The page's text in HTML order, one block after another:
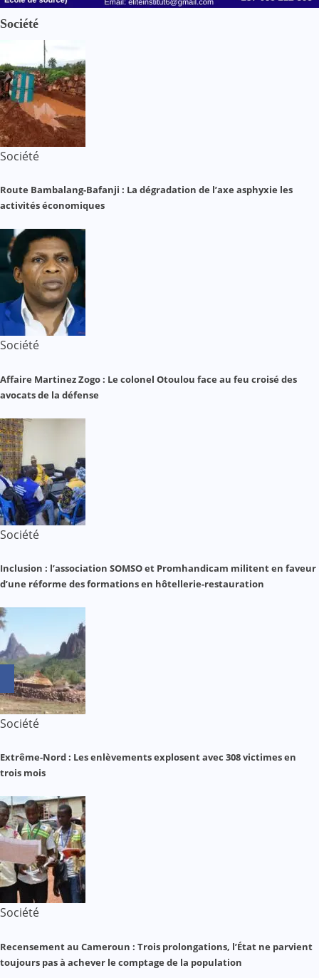
Société
Société
Route Bambalang-Bafanji : La dégradation de l’axe asphyxie les
activités économiques
Société
Affaire Martinez Zogo : Le colonel Otoulou face au feu croisé des
avocats de la défense
Société
Inclusion : l’association SOMSO et Promhandicam militent en faveur
d’une réforme des formations en hôtellerie-restauration
Société
Extrême-Nord : Les enlèvements explosent avec 308 victimes en
trois mois
Société
Recensement au Cameroun : Trois prolongations, l’État ne parvient
toujours pas à achever le comptage de la population